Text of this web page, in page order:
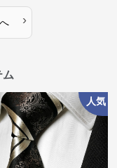
›
ム
人気